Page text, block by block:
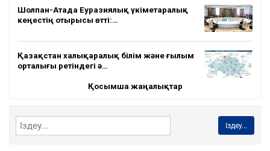
Шолпан-Атада Еуразиялық үкіметаралық
кеңестің отырысы өтті:…
Қазақстан халықаралық білім және ғылым
орталығы ретіндегі ә…
Қосымша жаңалықтар
Іздеу...